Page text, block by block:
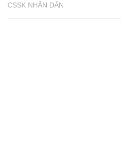
CSSK NHÂN DÂN